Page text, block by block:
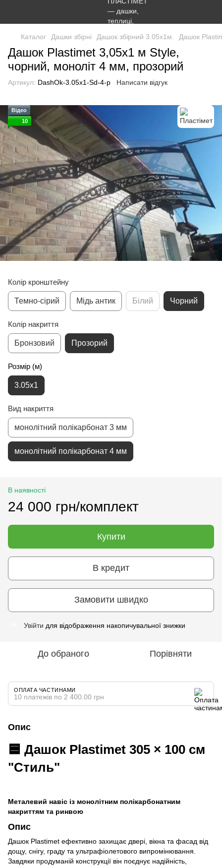
Каталог Дашки збірні Дашок збірний 3.05х1м. Дашок
Дашок Plastimet 3,05x1 м Style,
чорний, моноліт 4 мм, прозорий
Артикул: DashOk-3.05x1-Sd-4-p Написати відгук
Відео
10
Колір кронштейну
Темно-сірий Мідь антик Білий Чорний
Колір накриття
Бронзовий Прозорий
Розмір (м)
3.05x1
Вид накриття
монолітний полікарбонат 3 мм
монолітний полікарбонат 4 мм
В наявності
24 000 грн/комплект
Купити
В кредит
Замовити швидко
Увійти для відображення накопичувальної знижки
До обраного Порівняти
ОПЛАТА ЧАСТИНАМИ
10 платежів по 2 400.00 грн
Опис
🟦 Дашок Plastimet 305 × 100 см
"Стиль"
Металевий навіс із монолітним полікарбонатним
накриттям та ринвою
Опис
Дашок Plastimet ефективно захищає двері, вікна та фасад від
дощу, снігу, граду та ультрафіолетового випромінювання.
Завдяки продуманій конструкції він поєднує надійність,